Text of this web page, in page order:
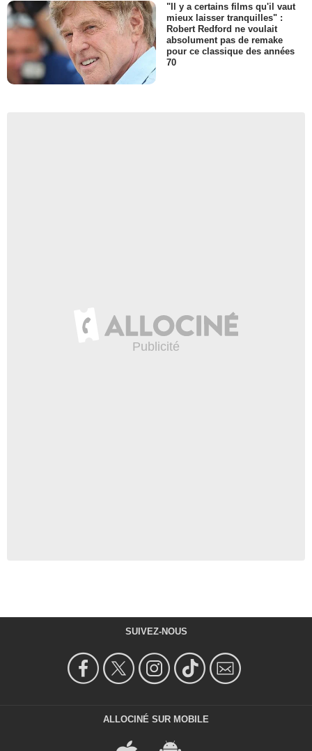
"Il y a certains films qu'il vaut
mieux laisser tranquilles" :
Robert Redford ne voulait
absolument pas de remake
pour ce classique des années
70
SUIVEZ-NOUS
ALLOCINÉ SUR MOBILE